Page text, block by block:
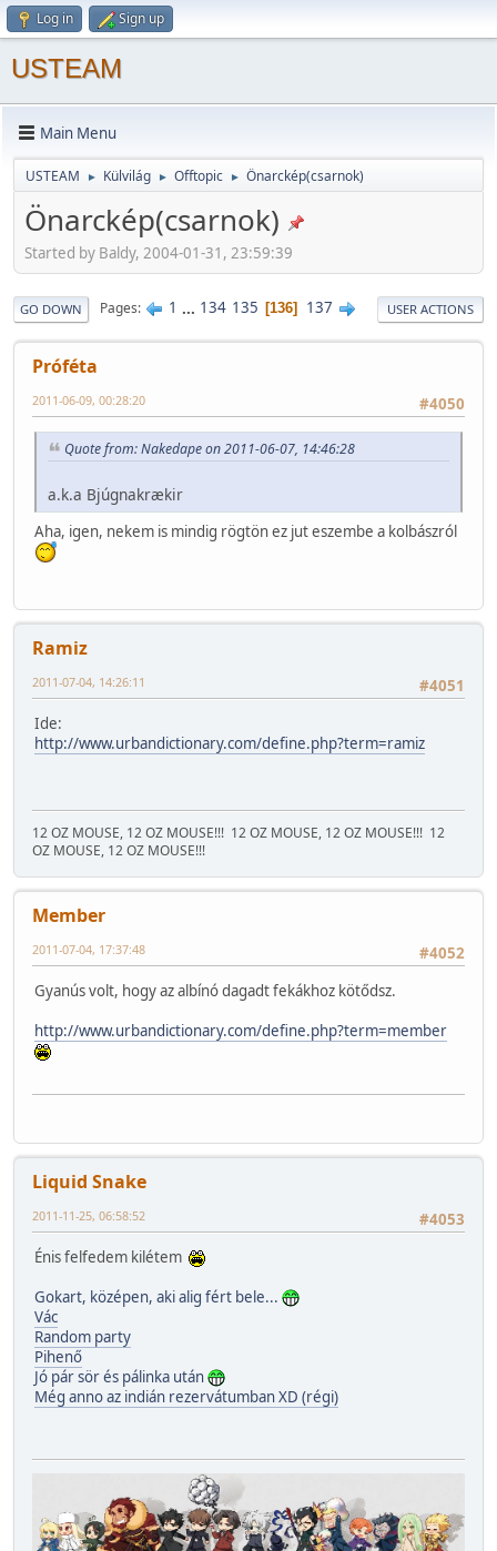
Log in Sign up
USTEAM
Main Menu
USTEAM ► Külvilág ► Offtopic ► Önarckép(csarnok)
Önarckép(csarnok)
Started by Baldy, 2004-01-31, 23:59:39
GO DOWN Pages 1 ... 134 135 136 137 USER ACTIONS
Próféta
#4050
2011-06-09, 00:28:20
Quote from: Nakedape on 2011-06-07, 14:46:28
a.k.a Bjúgnakrækir
Aha, igen, nekem is mindig rögtön ez jut eszembe a kolbászról
Ramiz
#4051
2011-07-04, 14:26:11
Ide:
http://www.urbandictionary.com/define.php?term=ramiz
12 OZ MOUSE, 12 OZ MOUSE!!! 12 OZ MOUSE, 12 OZ MOUSE!!! 12
OZ MOUSE, 12 OZ MOUSE!!!
Member
#4052
2011-07-04, 17:37:48
Gyanús volt, hogy az albínó dagadt fekákhoz kötődsz.
http://www.urbandictionary.com/define.php?term=member
Liquid Snake
#4053
2011-11-25, 06:58:52
Énis felfedem kilétem
Gokart, középen, aki alig fért bele...
Vác
Random party
Pihenő
Jó pár sör és pálinka után
Még anno az indián rezervátumban XD (régi)